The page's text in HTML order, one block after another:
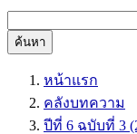
ค้นหา
หน้าแรก
คลังบทความ
ปีที่ 6 ฉบับที่ 3